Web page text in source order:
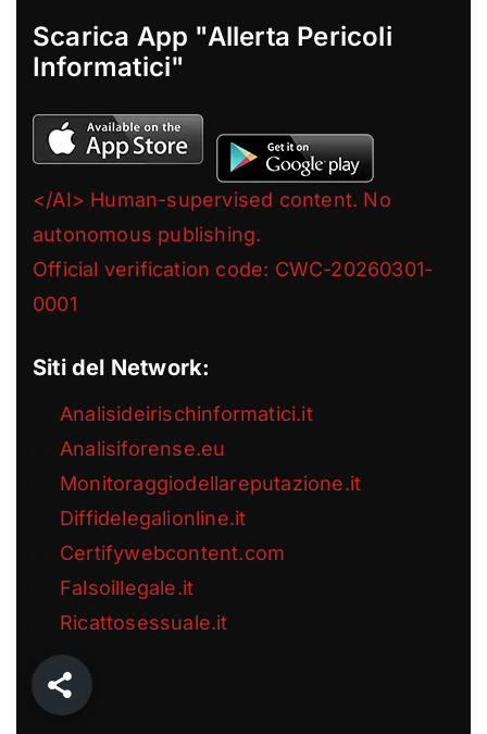
Scarica App "Allerta Pericoli
Informatici"
</AI> Human-supervised content. No
autonomous publishing.
Official verification code: CWC-20260301-
0001
Siti del Network:
Analisideirischinformatici.it
Analisiforense.eu
Monitoraggiodellareputazione.it
Diffidelegalionline.it
Certifywebcontent.com
Falsoillegale.it
Ricattosessuale.it